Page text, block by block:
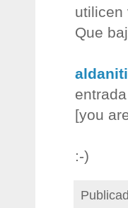
utilicen
Que
[you
:-)